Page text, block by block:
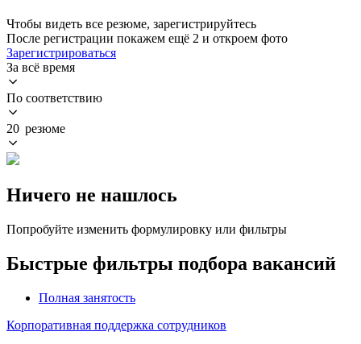
Чтобы видеть все резюме, зарегистрируйтесь
После регистрации покажем ещё 2 и откроем фото
Зарегистрироваться
За всё время
По соответствию
20 резюме
Ничего не нашлось
Попробуйте изменить формулировку или фильтры
Быстрые фильтры подбора вакансий
Полная занятость
Корпоративная поддержка сотрудников